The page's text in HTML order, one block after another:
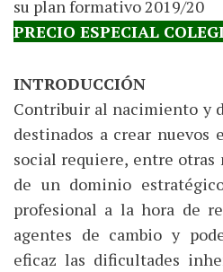
su plan formativo 2019/20
PRECIO ESPECIAL
INTRODUCCIÓN
Contribuir al nacimiento y
destinados a crear nuevos
social requiere, entre otras
de un dominio
profesional a la hora de
agentes de cambio y
eficaz las dificultades